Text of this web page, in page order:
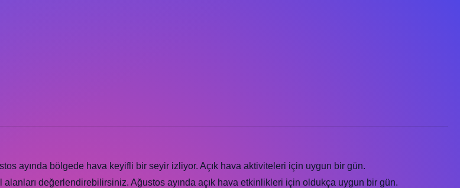
ayında bölgede hava keyifli bir seyir izliyor. Açık hava aktiviteleri için uygun bir gün.
alanları değerlendirebilirsiniz. Ağustos ayında açık hava etkinlikleri için oldukça uygun bir gün.